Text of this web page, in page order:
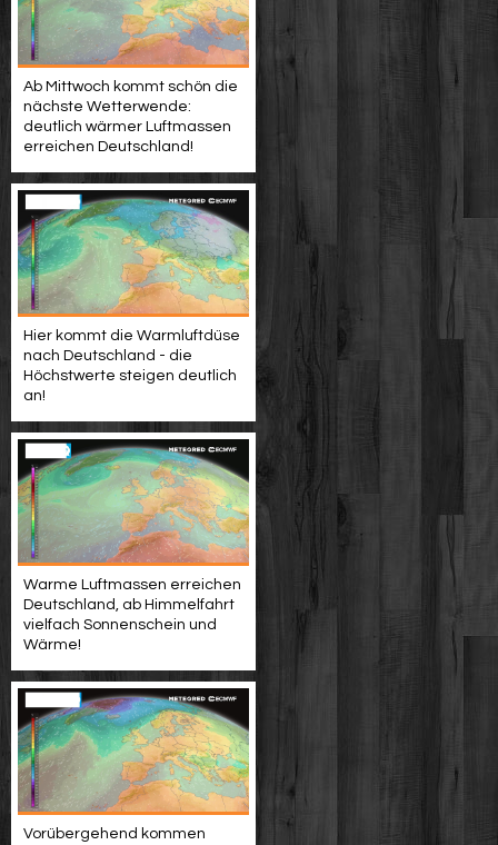
Ab Mittwoch kommt schön die
nächste Wetterwende:
deutlich wärmer Luftmassen
erreichen Deutschland!
Hier kommt die Warmluftdüse
nach Deutschland - die
Höchstwerte steigen deutlich
an!
Warme Luftmassen erreichen
Deutschland, ab Himmelfahrt
vielfach Sonnenschein und
Wärme!
Vorübergehend kommen